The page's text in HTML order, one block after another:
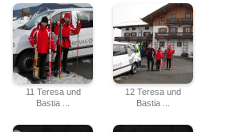
11 Teresa und
Bastia ...
12 Teresa und
Bastia ...